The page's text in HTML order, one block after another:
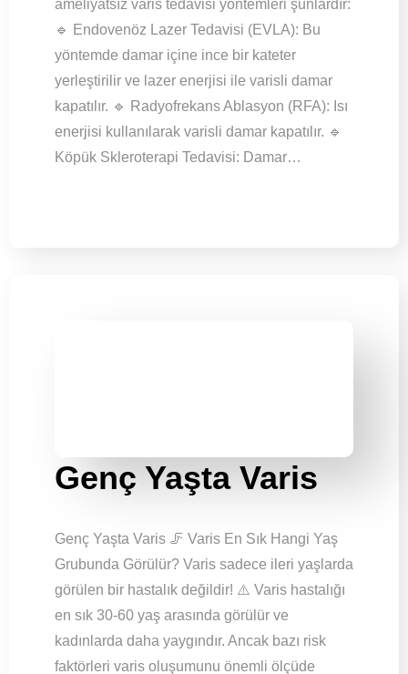
ameliyatsız varis tedavisi yöntemleri şunlardır:
🔹 Endovenöz Lazer Tedavisi (EVLA): Bu
yöntemde damar içine ince bir kateter
yerleştirilir ve lazer enerjisi ile varisli damar
kapatılır. 🔹 Radyofrekans Ablasyon (RFA): Isı
enerjisi kullanılarak varisli damar kapatılır. 🔹
Köpük Skleroterapi Tedavisi: Damar…
Genç Yaşta Varis
Genç Yaşta Varis 🦵 Varis En Sık Hangi Yaş
Grubunda Görülür? Varis sadece ileri yaşlarda
görülen bir hastalık değildir! ⚠️ Varis hastalığı
en sık 30-60 yaş arasında görülür ve
kadınlarda daha yaygındır. Ancak bazı risk
faktörleri varis oluşumunu önemli ölçüde